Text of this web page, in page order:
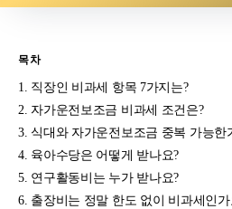
목차
직장인 비과세 항목 7가지는?
자가운전보조금 비과세 조건은?
식대와 자가운전보조금 중복 가능한
육아수당은 어떻게 받나요?
연구활동비는 누가 받나요?
출장비는 정말 한도 없이 비과세인가